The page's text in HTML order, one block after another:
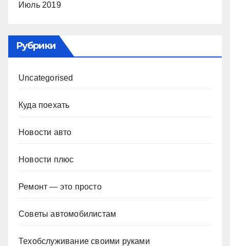
Июль 2019
Рубрики
Uncategorised
Куда поехать
Новости авто
Новости плюс
Ремонт — это просто
Советы автомобилистам
Техобслуживание своими руками